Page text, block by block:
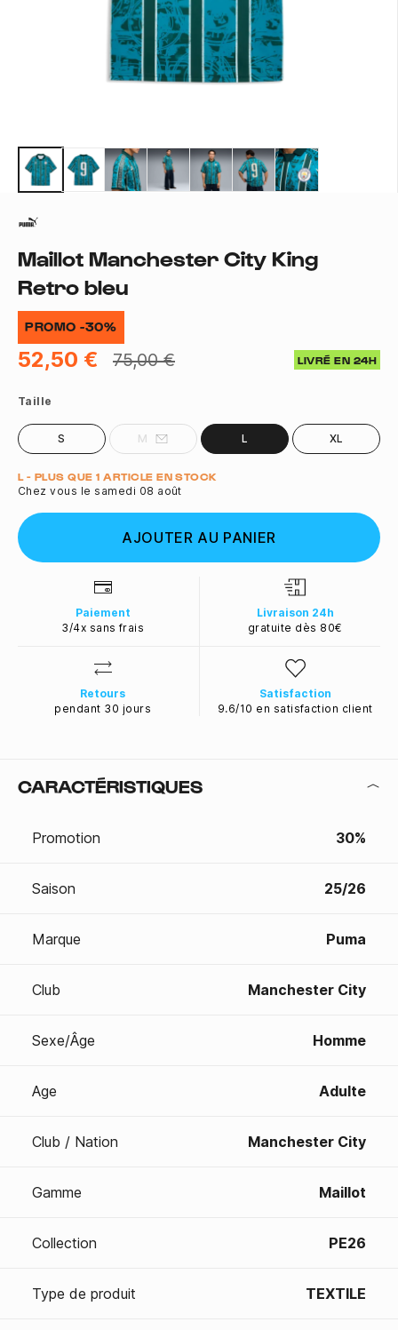
Maillot Manchester City King
Retro bleu
PROMO -30%
52,50 € 75,00 € LIVRÉ EN 24H
Taille
S M L XL
Quantité
L - PLUS QUE 1 ARTICLE EN STOCK
Chez vous le samedi 08 août
AJOUTER AU PANIER
Paiement
3/4x sans frais
Livraison 24h
gratuite dès 80€
Retours
pendant 30 jours
Satisfaction
9.6/10 en satisfaction client
CARACTÉRISTIQUES
Promotion 30%
Saison 25/26
Marque Puma
Club Manchester City
Sexe/Âge Homme
Age Adulte
Club / Nation Manchester City
Gamme Maillot
Collection PE26
Type de produit TEXTILE